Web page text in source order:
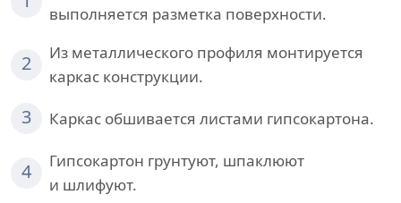
выполняется разметка поверхности.
2
Из металлического профиля монтируется
каркас конструкции.
3 Каркас обшивается листами гипсокартона.
4
Гипсокартон грунтуют, шпаклюют
и шлифуют.